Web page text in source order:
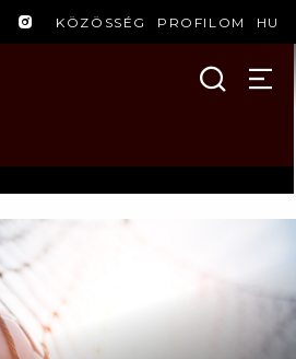
KÖZÖSSÉG PROFILOM HU